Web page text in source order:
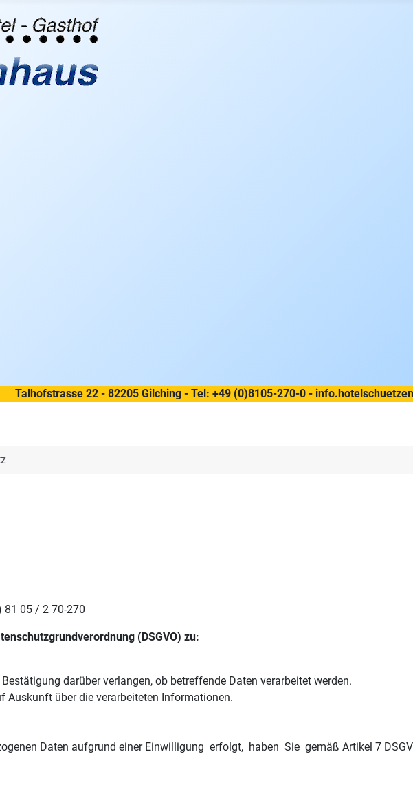
Talhofstrasse 22 - 82205 Gilching - Tel: +49 (0)8105-270-0 -
81 05 / 2 70-270
(DSGVO) zu:
Bestätigung darüber verlangen, ob betreffende Daten verarbeitet werden.
Auskunft über die verarbeiteten Informationen.
Daten aufgrund einer Einwilligung erfolgt, haben Sie gemäß Artikel 7